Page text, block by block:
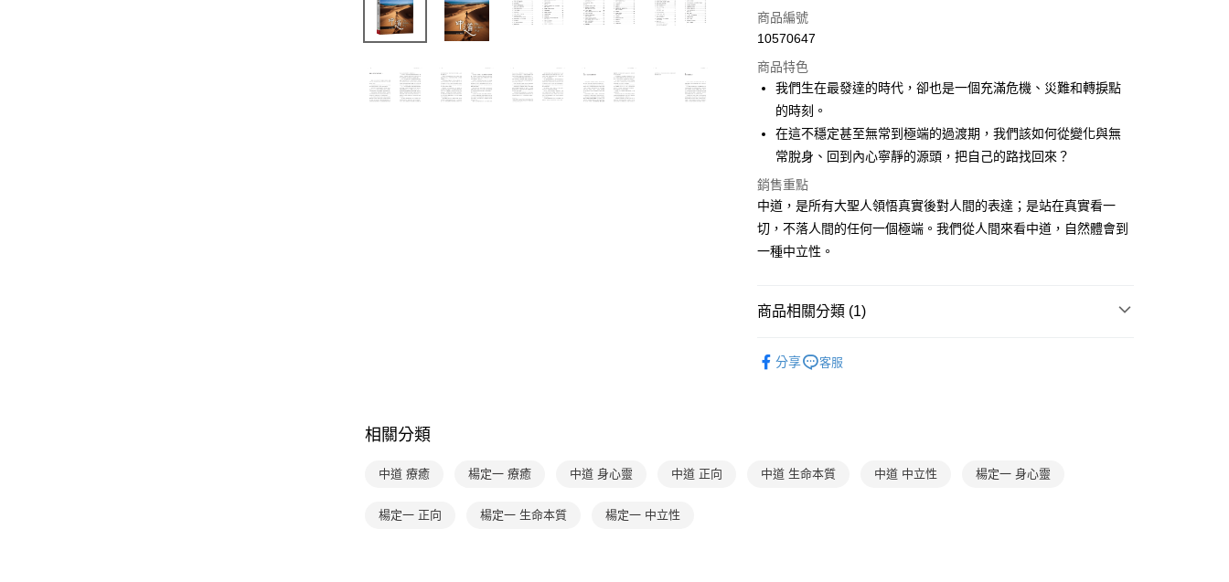
信用卡一次付款
Apple Pay
大哥付你分期
相關說明
【大哥付你分期使用說明】
2.付款方式選擇「大哥付你分期」，訂單成立後會自動跳轉到大哥付的交易
流程，驗證手機門號後，選擇欲分期的期數、繳款截止日，確認付款後即
完成交易。
3.實際核准額度、可分期數及費用金額請依後續交易確認頁面所載為準。
4.訂單成立30分鐘內，如未前往確認交易或遇審核未通過，訂單將自動取
【繳款方式說明】
1.分期款項不併入電信帳單，「大哥付你分期」於每月結算日後寄送繳費提
2.透過簡訊連結打開帳單後，可選擇「超商條碼／台灣大直營門市／銀行轉
帳／街口支付／iPASS MONEY」等通路繳費。
2.基於同意付款使用「大哥付你分期」之契約關係目的，商店將以您的個人
相關說明
【關於「AFTEE先享後付」】
AFTEE先享後付是「在收到商品之後才付款」的支付方式。 讓您購物簡單
１．簡單：不需註冊會員、不需綁卡、不需儲值。
付」結帳頁面，進行簡訊認證並確認金額後，即可完成結帳。
２．訂單成立數日內，您將收到繳費通知簡訊。
※ 交易是否成功請以「AFTEE先享後付 」之結帳頁面顯示為準，若有關於
ATM付款
付款後全家取貨｜8/8-8/14運費優惠，結帳滿499即享免運。
付款後7-11取貨
商品編號
10570647
商品特色
我們生在最發達的時代，卻也是一個充滿危機、災難和轉捩點
的時刻。
在這不穩定甚至無常到極端的過渡期，我們該如何從變化與無
常脫身、回到內心寧靜的源頭，把自己的路找回來？
銷售重點
中道，是所有大聖人領悟真實後對人間的表達；是站在真實看一
切，不落人間的任何一個極端。我們從人間來看中道，自然體會到
一種中立性。
商品相關分類 (1)
分享
客服
相關分類
中道 療癒 楊定一 療癒 中道 身心靈 中道 正向 中道 生命本質 中道 中立性 楊定一 身心靈
楊定一 正向 楊定一 生命本質 楊定一 中立性